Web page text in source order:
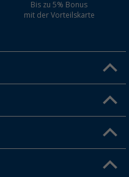
Bis zu 5% Bonus
mit der Vorteilskarte